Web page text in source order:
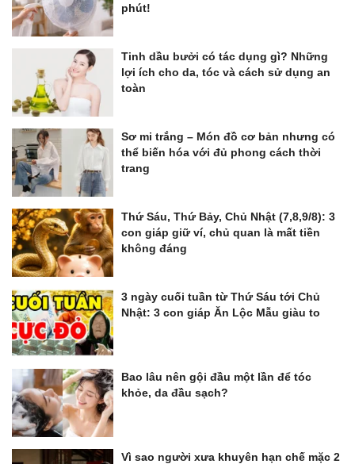
phút!
Tinh dầu bưởi có tác dụng gì? Những
lợi ích cho da, tóc và cách sử dụng an
toàn
Sơ mi trắng – Món đồ cơ bản nhưng có
thể biến hóa với đủ phong cách thời
trang
Thứ Sáu, Thứ Bảy, Chủ Nhật (7,8,9/8): 3
con giáp giữ ví, chủ quan là mất tiền
không đáng
3 ngày cuối tuần từ Thứ Sáu tới Chủ
Nhật: 3 con giáp Ăn Lộc Mẫu giàu to
Bao lâu nên gội đầu một lần để tóc
khỏe, da đầu sạch?
Vì sao người xưa khuyên hạn chế mặc 2